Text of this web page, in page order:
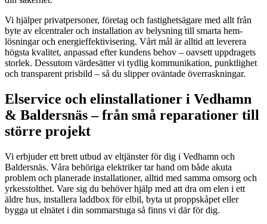
Vi hjälper privatpersoner, företag och fastighetsägare med allt från
byte av elcentraler och installation av belysning till smarta hem-
lösningar och energieffektivisering. Vårt mål är alltid att leverera
högsta kvalitet, anpassad efter kundens behov – oavsett uppdragets
storlek. Dessutom värdesätter vi tydlig kommunikation, punktlighet
och transparent prisbild – så du slipper oväntade överraskningar.
Elservice och elinstallationer i Vedhamn
& Baldersnäs – från små reparationer till
större projekt
Vi erbjuder ett brett utbud av eltjänster för dig i Vedhamn och
Baldersnäs. Våra behöriga elektriker tar hand om både akuta
problem och planerade installationer, alltid med samma omsorg och
yrkesstolthet. Vare sig du behöver hjälp med att dra om elen i ett
äldre hus, installera laddbox för elbil, byta ut proppskåpet eller
bygga ut elnätet i din sommarstuga så finns vi där för dig.